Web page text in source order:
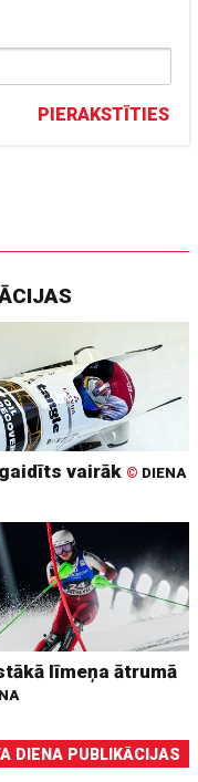
PIERAKSTĪTIES
vairāk © DIENA
līmeņa ātrumā
DIENA PUBLIKĀCIJAS